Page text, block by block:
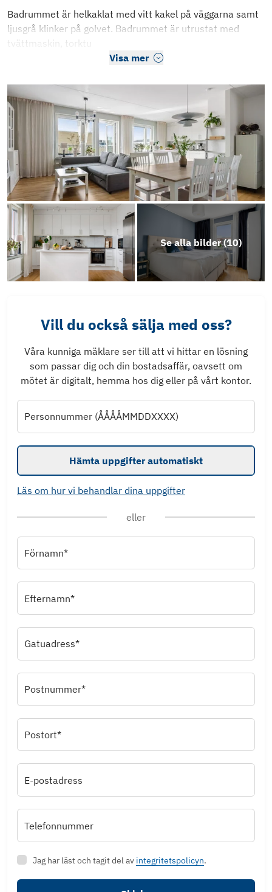
Badrummet är helkaklat med vitt kakel på väggarna samt
ljusgrå klinker på golvet. Badrummet är utrustat med
tvättmaskin, torktu
Visa mer
Se alla bilder (10)
Vill du också sälja med oss?
Våra kunniga mäklare ser till att vi hittar en lösning
som passar dig och din bostadsaffär, oavsett om
mötet är digitalt, hemma hos dig eller på vårt kontor.
Personnummer (ÅÅÅÅMMDDXXXX)
Hämta uppgifter automatiskt
Läs om hur vi behandlar dina uppgifter
eller
Förnamn*
Efternamn*
Gatuadress*
Postnummer*
Postort*
E-postadress
Telefonnummer
Jag har läst och tagit del av integritetspolicyn.